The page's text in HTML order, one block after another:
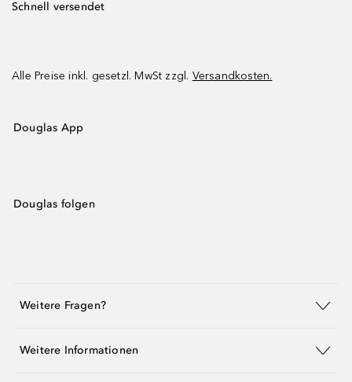
Schnell versendet
Alle Preise inkl. gesetzl. MwSt zzgl. Versandkosten.
Douglas App
Douglas folgen
Weitere Fragen?
Weitere Informationen